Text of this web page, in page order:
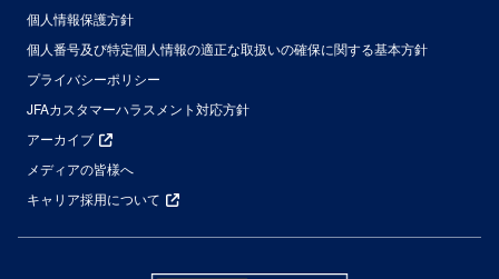
個人情報保護方針
個人番号及び特定個人情報の適正な取扱いの確保に関する基本方針
プライバシーポリシー
JFAカスタマーハラスメント対応方針
アーカイブ
メディアの皆様へ
キャリア採用について